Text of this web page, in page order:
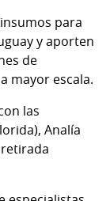
para
y aporten
de
mayor escala.
las
Analía